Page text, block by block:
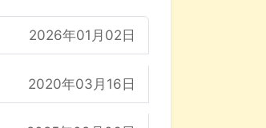
2026年01月02日
2020年03月16日